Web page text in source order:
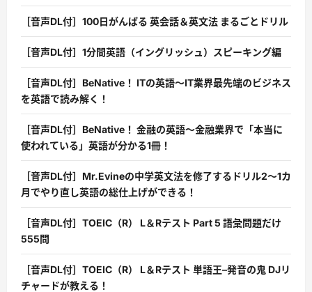
［音声DL付］100日がんばる 英会話＆英文法 まるごとドリル
［音声DL付］1分間英語（イングリッシュ）スピーキング編
［音声DL付］BeNative！ ITの英語〜IT業界最先端のビジネス
を英語で読み解く！
［音声DL付］BeNative！ 金融の英語〜金融業界で「本当に
使われている」英語が分かる1冊！
［音声DL付］Mr.Evineの中学英文法を修了するドリル2〜1カ
月でやり直し英語の総仕上げができる！
［音声DL付］TOEIC（R） L＆Rテスト Part 5 語彙問題だけ
555問
［音声DL付］TOEIC（R） L＆Rテスト 単語王–発音の鬼 DJリ
チャードが教える！